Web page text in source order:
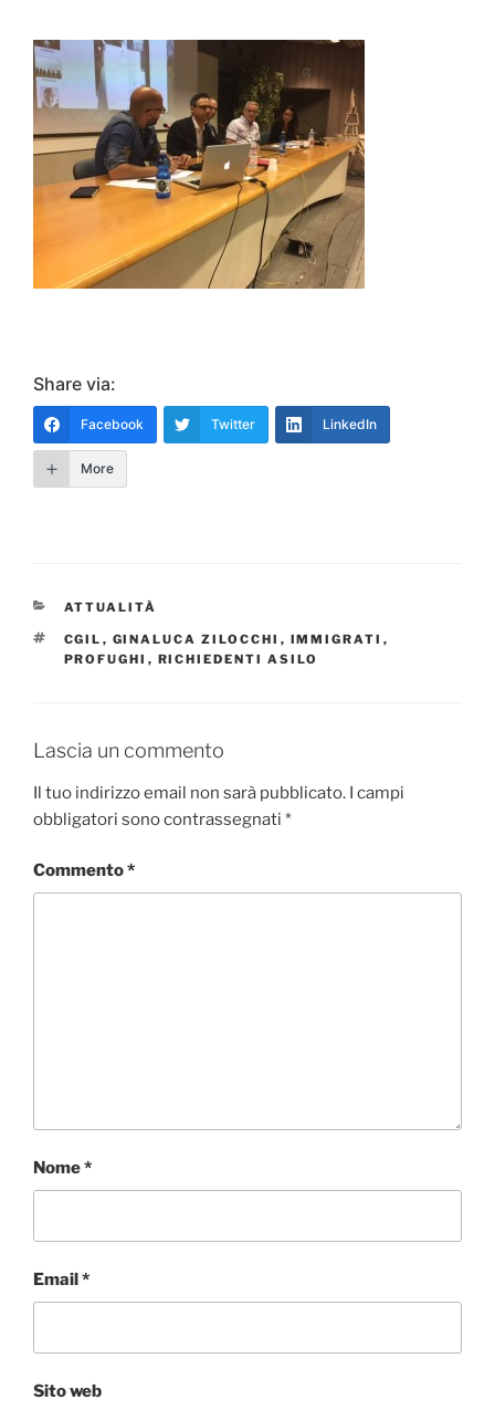
Share via:
Facebook Twitter LinkedIn
More
CATEGORIE
ATTUALITÀ
TAG
CGIL , GINALUCA ZILOCCHI , IMMIGRATI ,
PROFUGHI , RICHIEDENTI ASILO
Lascia un commento
Il tuo indirizzo email non sarà pubblicato. I campi
obbligatori sono contrassegnati *
Commento*
Nome*
Email*
Sito web